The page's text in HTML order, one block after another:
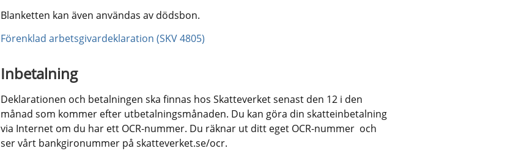
Blanketten kan även användas av dödsbon.
Förenklad arbetsgivardeklaration (SKV 4805)
Inbetalning
Deklarationen och betalningen ska finnas hos Skatteverket senast den 12 i den
månad som kommer efter utbetalningsmånaden. Du kan göra din skatteinbetalning
via Internet om du har ett OCR-nummer. Du räknar ut ditt eget OCR-nummer  och
ser vårt bankgironummer på skatteverket.se/ocr.